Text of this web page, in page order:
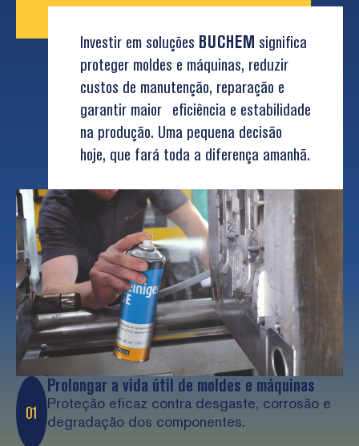
Investir em soluções BUCHEM significa
proteger moldes e máquinas, reduzir
custos de manutenção, reparação e
garantir maior eficiência e estabilidade
na produção. Uma pequena decisão
hoje, que fará toda a diferença amanhã.
01
Prolongar a vida útil de moldes e máquinas
Proteção eficaz contra desgaste, corrosão e
degradação dos componentes.